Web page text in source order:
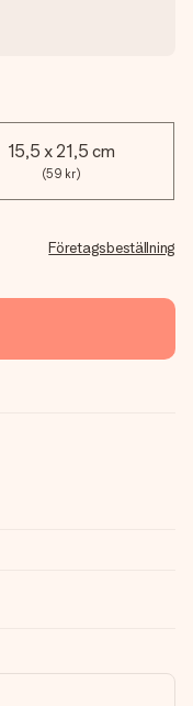
15,5 x 21,5 cm
(59 kr)
Företagsbeställning